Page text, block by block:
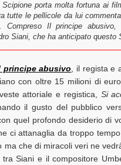
Scipione porta molta fortuna ai
tutte le pellicole da lui
Compreso Il principe abusivo,
Siani, che ha anticipato
principe abusivo , il regista e
con oltre 15 milioni di
attoriale e registica, Si
il gusto del pubblico
quel profondo desiderio di
ci attanaglia da troppo
che di miracoli veri ne
Siani e il compositore